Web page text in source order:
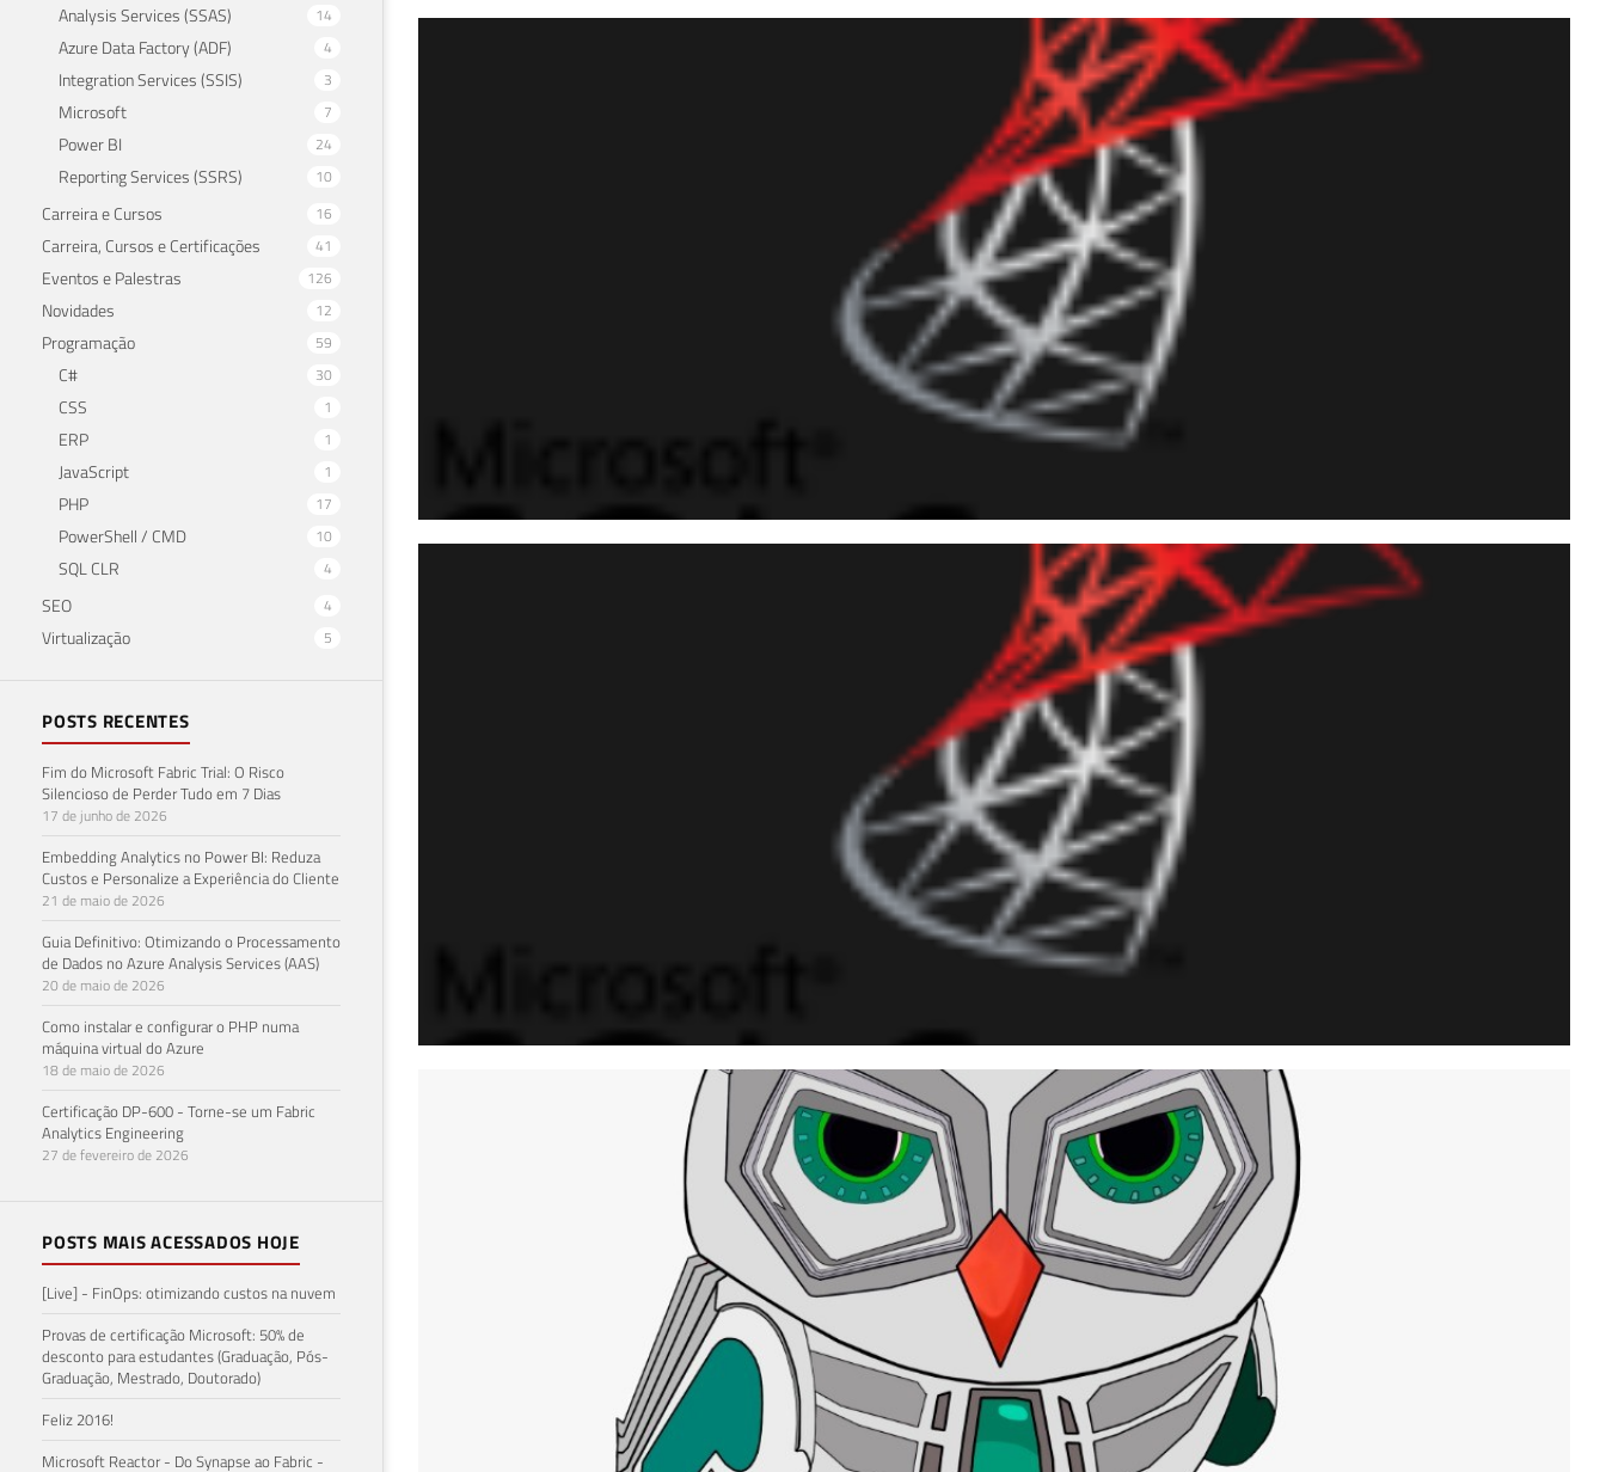
Analysis Services (SSAS) 14
Azure Data Factory (ADF) 4
Integration Services (SSIS) 3
Microsoft 7
Power BI 24
Reporting Services (SSRS) 10
Carreira e Cursos 16
Carreira, Cursos e Certificações 41
Eventos e Palestras 126
Novidades 12
Programação 59
C# 30
CSS 1
ERP 1
JavaScript 1
PHP 17
PowerShell / CMD 10
SQL CLR 4
SEO 4
Virtualização 5
POSTS RECENTES
Fim do Microsoft Fabric Trial: O Risco
Silencioso de Perder Tudo em 7 Dias
17 de junho de 2026
Embedding Analytics no Power BI: Reduza
Custos e Personalize a Experiência do Cliente
21 de maio de 2026
Guia Definitivo: Otimizando o Processamento
de Dados no Azure Analysis Services (AAS)
20 de maio de 2026
Como instalar e configurar o PHP numa
máquina virtual do Azure
18 de maio de 2026
Certificação DP-600 - Torne-se um Fabric
Analytics Engineering
27 de fevereiro de 2026
POSTS MAIS ACESSADOS HOJE
[Live] - FinOps: otimizando custos na nuvem
Provas de certificação Microsoft: 50% de
desconto para estudantes (Graduação, Pós-
Graduação, Mestrado, Doutorado)
Feliz 2016!
Microsoft Reactor - Do Synapse ao Fabric -
Como utilizar Whatsapp e Telegram de forma SEGURA e
evitar invasões ou vazamentos de conversas
SQL Server - Evitando consultas em determinadas
colunas com o Column Level Security (CLS)
stpSecurity_Checklist - Best practices and security
checklist for SQL Server
3 min de leitura